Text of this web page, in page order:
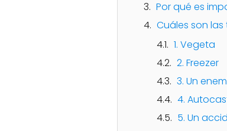
Por qué es
Cuáles son
1. Vegeta
2. Freezer
3. Un
4.
5. Un